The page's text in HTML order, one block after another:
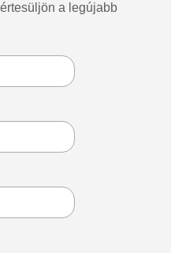
a legújabb